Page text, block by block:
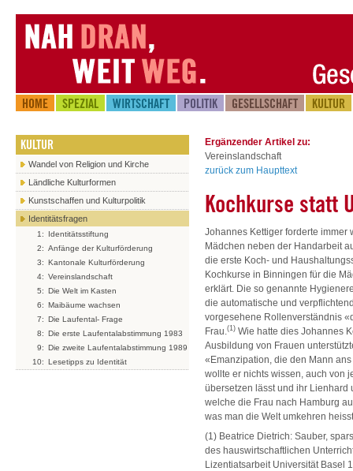
HOME SPEZIAL WIRTSCHAFT POLITIK GESELLSCHAFT KULTUR
KULTUR
Wandel von Religion und Kirche
Ländliche Kulturformen
Kunstschaffen und Kulturpolitik
Identitätsfragen
1:
Identitätsstiftung
2: Anfänge der Kulturförderung
3: Kantonale Kulturförderung
4: Vereinslandschaft
5: Die Welt im Kasten
6: Maibäume wachsen
7: Die Laufental- Frage
8: Die erste Laufentalabstimmung 1983
9: Die zweite Laufentalabstimmung 1989
10: Lesetipps zu Identität
Ergänzender Artikel zu:
Vereinslandschaft
zurück zum Haupttext
Kochkurse statt
Johannes Kettiger forderte immer
Mädchen neben der Handarbeit
die erste Koch- und
Kochkurse in Binningen für die
erklärt. Die so genannte
die automatische und
vorgesehene Rollenverständnis
Frau. (1) Wie hatte dies Johannes
Ausbildung von Frauen
«Emanzipation, die den Mann
wollte er nichts wissen, auch von
übersetzen lässt und ihr Lienhard
welche die Frau nach Hamburg
was man die Welt umkehren
(1) Beatrice Dietrich: Sauber,
des hauswirtschaftlichen
Lizentiatsarbeit Universität Basel